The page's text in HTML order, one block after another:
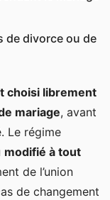
régime
personnaliser
de divorce ou de
choisi librement
mariage, avant
Le régime
modifié à tout
de l’union
de changement